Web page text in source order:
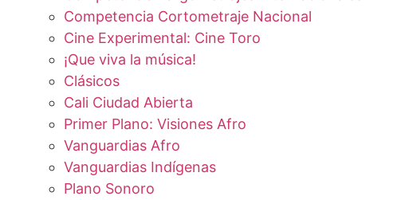
Competencia Cortometraje Nacional
Cine Experimental: Cine Toro
¡Que viva la música!
Clásicos
Cali Ciudad Abierta
Primer Plano: Visiones Afro
Vanguardias Afro
Vanguardias Indígenas
Plano Sonoro